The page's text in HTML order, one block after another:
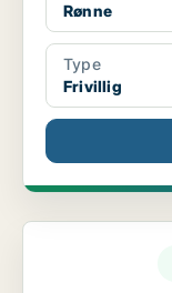
Rønne
Type
Frivillig